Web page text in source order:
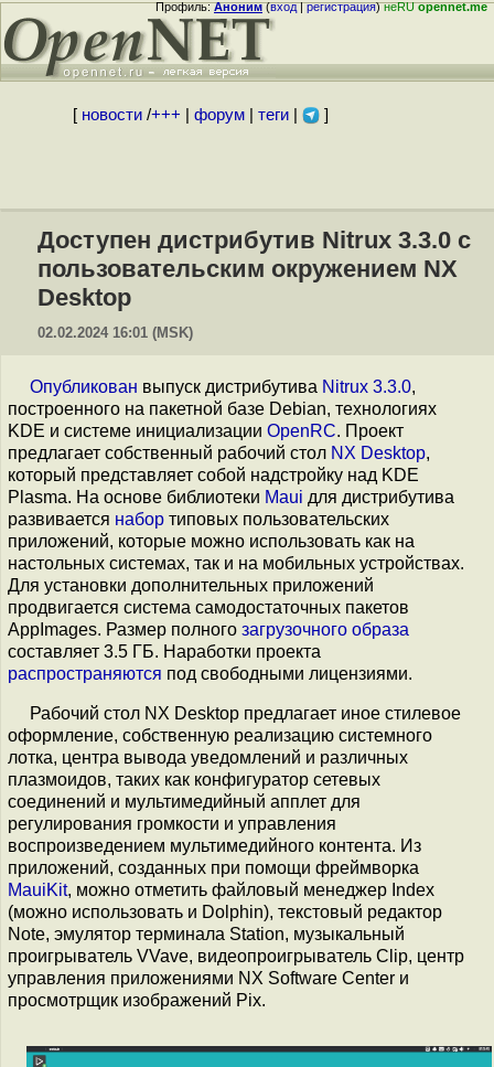
Профиль:Аноним(вход|регистрация)неRUopennet.me
[ новости/+++ форум| теги| ]
Доступен дистрибутив Nitrux 3.3.0 с
пользовательским окружением NX
Desktop
02.02.2024 16:01 (MSK)
Опубликован выпуск дистрибутива Nitrux 3.3.0,
построенного на пакетной базе Debian, технологиях
KDE и системе инициализации OpenRC. Проект
предлагает собственный рабочий стол NX Desktop,
который представляет собой надстройку над KDE
Plasma. На основе библиотеки Maui для дистрибутива
развивается набор типовых пользовательских
приложений, которые можно использовать как на
настольных системах, так и на мобильных устройствах.
Для установки дополнительных приложений
продвигается система самодостаточных пакетов
AppImages. Размер полного загрузочного образа
составляет 3.5 ГБ. Наработки проекта
распространяются под свободными лицензиями.
Рабочий стол NX Desktop предлагает иное стилевое
оформление, собственную реализацию системного
лотка, центра вывода уведомлений и различных
плазмоидов, таких как конфигуратор сетевых
соединений и мультимедийный апплет для
регулирования громкости и управления
воспроизведением мультимедийного контента. Из
приложений, созданных при помощи фреймворка
MauiKit, можно отметить файловый менеджер Index
(можно использовать и Dolphin), текстовый редактор
Note, эмулятор терминала Station, музыкальный
проигрыватель VVave, видеопроигрыватель Clip, центр
управления приложениями NX Software Center и
просмотрщик изображений Pix.